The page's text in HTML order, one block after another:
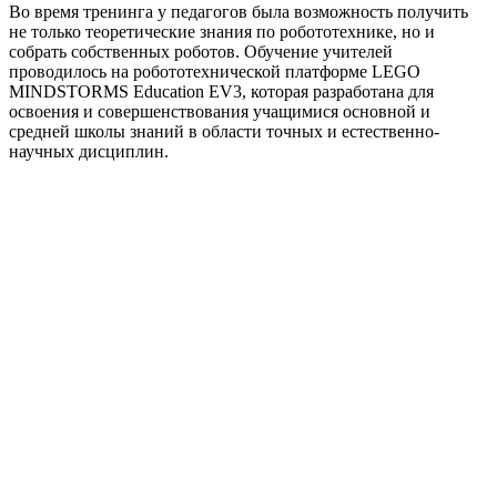
Во время тренинга у педагогов была возможность получить
не только теоретические знания по робототехнике, но и
собрать собственных роботов. Обучение учителей
проводилось на робототехнической платформе LEGO
MINDSTORMS Education EV3, которая разработана для
освоения и совершенствования учащимися основной и
средней школы знаний в области точных и естественно-
научных дисциплин.